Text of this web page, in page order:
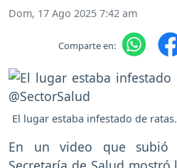
Dom, 17 Ago 2025 7:42 am
Comparte en:
El lugar estaba infestado de
En un video que subió